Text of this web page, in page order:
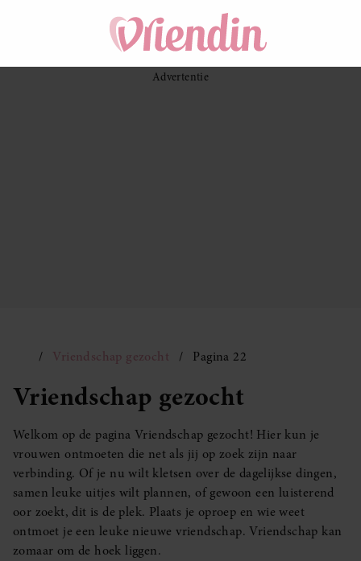
Vriendschap gezocht Pagina 22
Vriendschap gezocht
Welkom op de pagina Vriendschap gezocht! Hier kun je
vrouwen ontmoeten die net als jij op zoek zijn naar
verbinding. Of je nu wilt kletsen over de dagelijkse dingen,
samen leuke uitjes wilt plannen, of gewoon een luisterend
oor zoekt, dit is de plek. Plaats je oproep en wie weet
ontmoet je een leuke nieuwe vriendschap. Vriendschap kan
zomaar om de hoek liggen.